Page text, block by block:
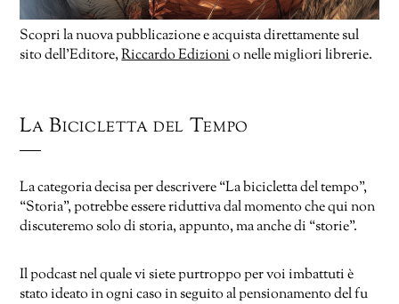
Scopri la nuova pubblicazione e acquista direttamente sul
sito dell’Editore,Riccardo Edizionio nelle migliori librerie.
La Bicicletta del Tempo
La categoria decisa per descrivere “La bicicletta del tempo”,
“Storia”, potrebbe essere riduttiva dal momento che qui non
discuteremo solo di storia, appunto, ma anche di “storie”.
Il podcast nel quale vi siete purtroppo per voi imbattuti è
stato ideato in ogni caso in seguito al pensionamento del fu